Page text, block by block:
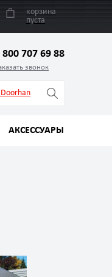
корзина
пуста
800 707 69 88
звонок
АКСЕССУАРЫ